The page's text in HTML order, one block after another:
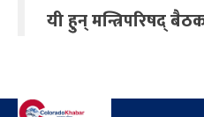
यी हुन् मन्त्रिपरिषद्